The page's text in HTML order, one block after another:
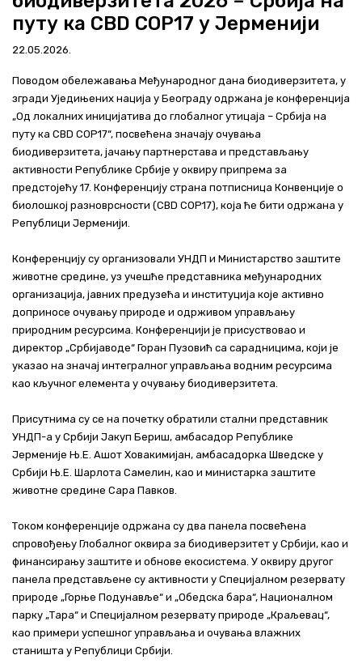
Актуелно
Контакт
office@srbijavode.rs
путу ка CBD COP17 у Јерменији
22.05.2026.
Поводом обележавања Међународног дана биодиверзитета, у
згради Уједињених нација у Београду одржана је конференција
„Од локалних иницијатива до глобалног утицаја – Србија на
путу ка CBD COP17“, посвећена значају очувања
биодиверзитета, јачању партнерстава и представљању
активности Републике Србије у оквиру припрема за
предстојећу 17. Конференцију страна потписница Конвенције о
биолошкој разноврсности (CBD COP17), која ће бити одржана у
Републици Јерменији.
Конференцију су организовали УНДП и Министарство заштите
животне средине, уз учешће представника међународних
организација, јавних предузећа и институција које активно
доприносе очувању природе и одрживом управљању
природним ресурсима. Конференцији је присуствовао и
директор „Србијаводе“ Горан Пузовић са сарадницима, који је
указао на значај интегралног управљања водним ресурсима
као кључног елемента у очувању биодиверзитета.
Присутнима су се на почетку обратили стални представник
УНДП-а у Србији Јакуп Бериш, амбасадор Републике
Јерменије Њ.Е. Ашот Ховакимијан, амбасадорка Шведске у
Србији Њ.Е. Шарлота Самелин, као и министарка заштите
животне средине Сара Павков.
Током конференције одржана су два панела посвећена
спровођењу Глобалног оквира за биодиверзитет у Србији, као и
финансирању заштите и обнове екосистема. У оквиру другог
панела представљене су активности у Специјалном резервату
природе „Горње Подунавље“ и „Обедска бара“, Националном
парку „Тара“ и Специјалном резервату природе „Краљевац“,
као примери успешног управљања и очувања влажних
станишта у Републици Србији.